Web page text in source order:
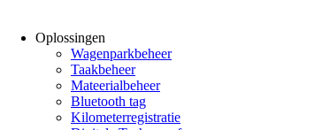
Oplossingen
Wagenparkbeheer
Taakbeheer
Mateerialbeheer
Bluetooth tag
Kilometerregistratie